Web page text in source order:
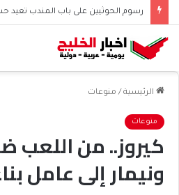
رسوم الحوثيين على باب المندب تعيد
الرئيسية / منوعات
منوعات
كيروز.. من
ونيمار إلى عامل